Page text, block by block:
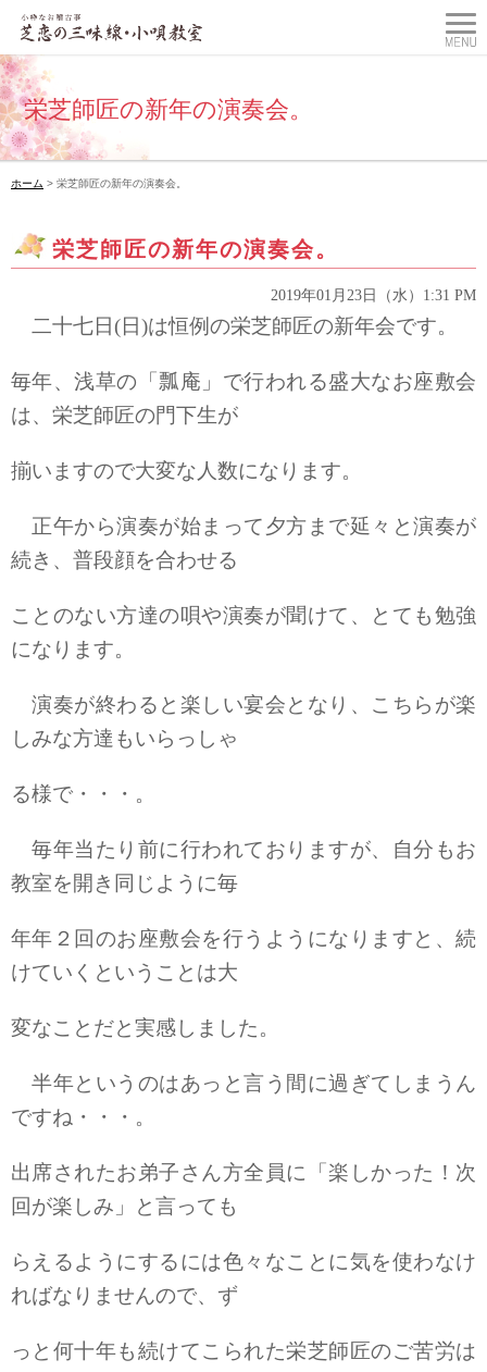
栄芝師匠の新年の演奏会。
ホーム > 栄芝師匠の新年の演奏会。
栄芝師匠の新年の演奏会。
2019年01月23日（水）1:31 PM
二十七日(日)は恒例の栄芝師匠の新年会です。
毎年、浅草の「瓢庵」で行われる盛大なお座敷会
は、栄芝師匠の門下生が
揃いますので大変な人数になります。
正午から演奏が始まって夕方まで延々と演奏が
続き、普段顔を合わせる
ことのない方達の唄や演奏が聞けて、とても勉強
になります。
演奏が終わると楽しい宴会となり、こちらが楽
しみな方達もいらっしゃ
る様で・・・。
毎年当たり前に行われておりますが、自分もお
教室を開き同じように毎
年年２回のお座敷会を行うようになりますと、続
けていくということは大
変なことだと実感しました。
半年というのはあっと言う間に過ぎてしまうん
ですね・・・。
出席されたお弟子さん方全員に「楽しかった！次
回が楽しみ」と言っても
らえるようにするには色々なことに気を使わなけ
ればなりませんので、ず
っと何十年も続けてこられた栄芝師匠のご苦労は